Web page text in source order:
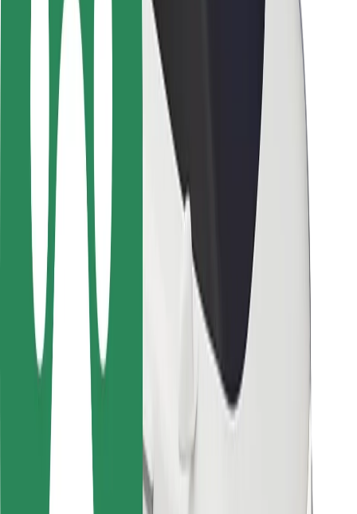
Bezpečnosť cestujúcich
Bezpečnosť vodičov
Bezpečnosť na kolobežkách
Bezpečnostný lab
Mestá
Lokality
Riešenia pre mestá
Letiská
Nabíjacie stanice Bolt
Podpora
Pre cestujúcich
Pre vodičov
Pre kuriérov
Bolt Food
Pre reštaurácie
Bolt for Business
Iné